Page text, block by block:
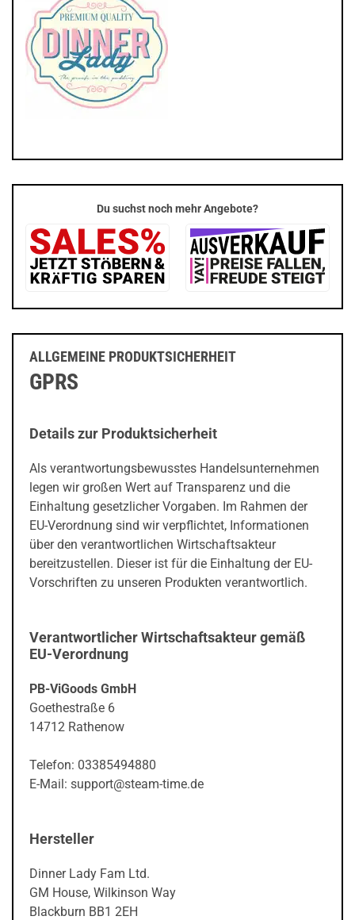
Du suchst noch mehr Angebote?
ALLGEMEINE PRODUKTSICHERHEIT
GPRS
Details zur Produktsicherheit
Als verantwortungsbewusstes Handelsunternehmen
legen wir großen Wert auf Transparenz und die
Einhaltung gesetzlicher Vorgaben. Im Rahmen der
EU-Verordnung sind wir verpflichtet, Informationen
über den verantwortlichen Wirtschaftsakteur
bereitzustellen. Dieser ist für die Einhaltung der EU-
Vorschriften zu unseren Produkten verantwortlich.
Verantwortlicher Wirtschaftsakteur gemäß
EU-Verordnung
PB-ViGoods GmbH
Goethestraße 6
14712 Rathenow
Telefon: 03385494880
E-Mail: support@steam-time.de
Hersteller
Dinner Lady Fam Ltd.
GM House, Wilkinson Way
Blackburn BB1 2EH